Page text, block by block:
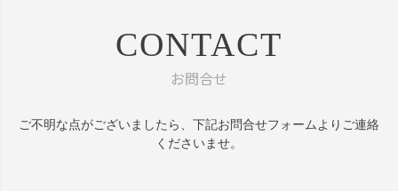
CONTACT
お問合せ
ご不明な点がございましたら、 下記お問合せフォームよりご連絡
くださいませ。